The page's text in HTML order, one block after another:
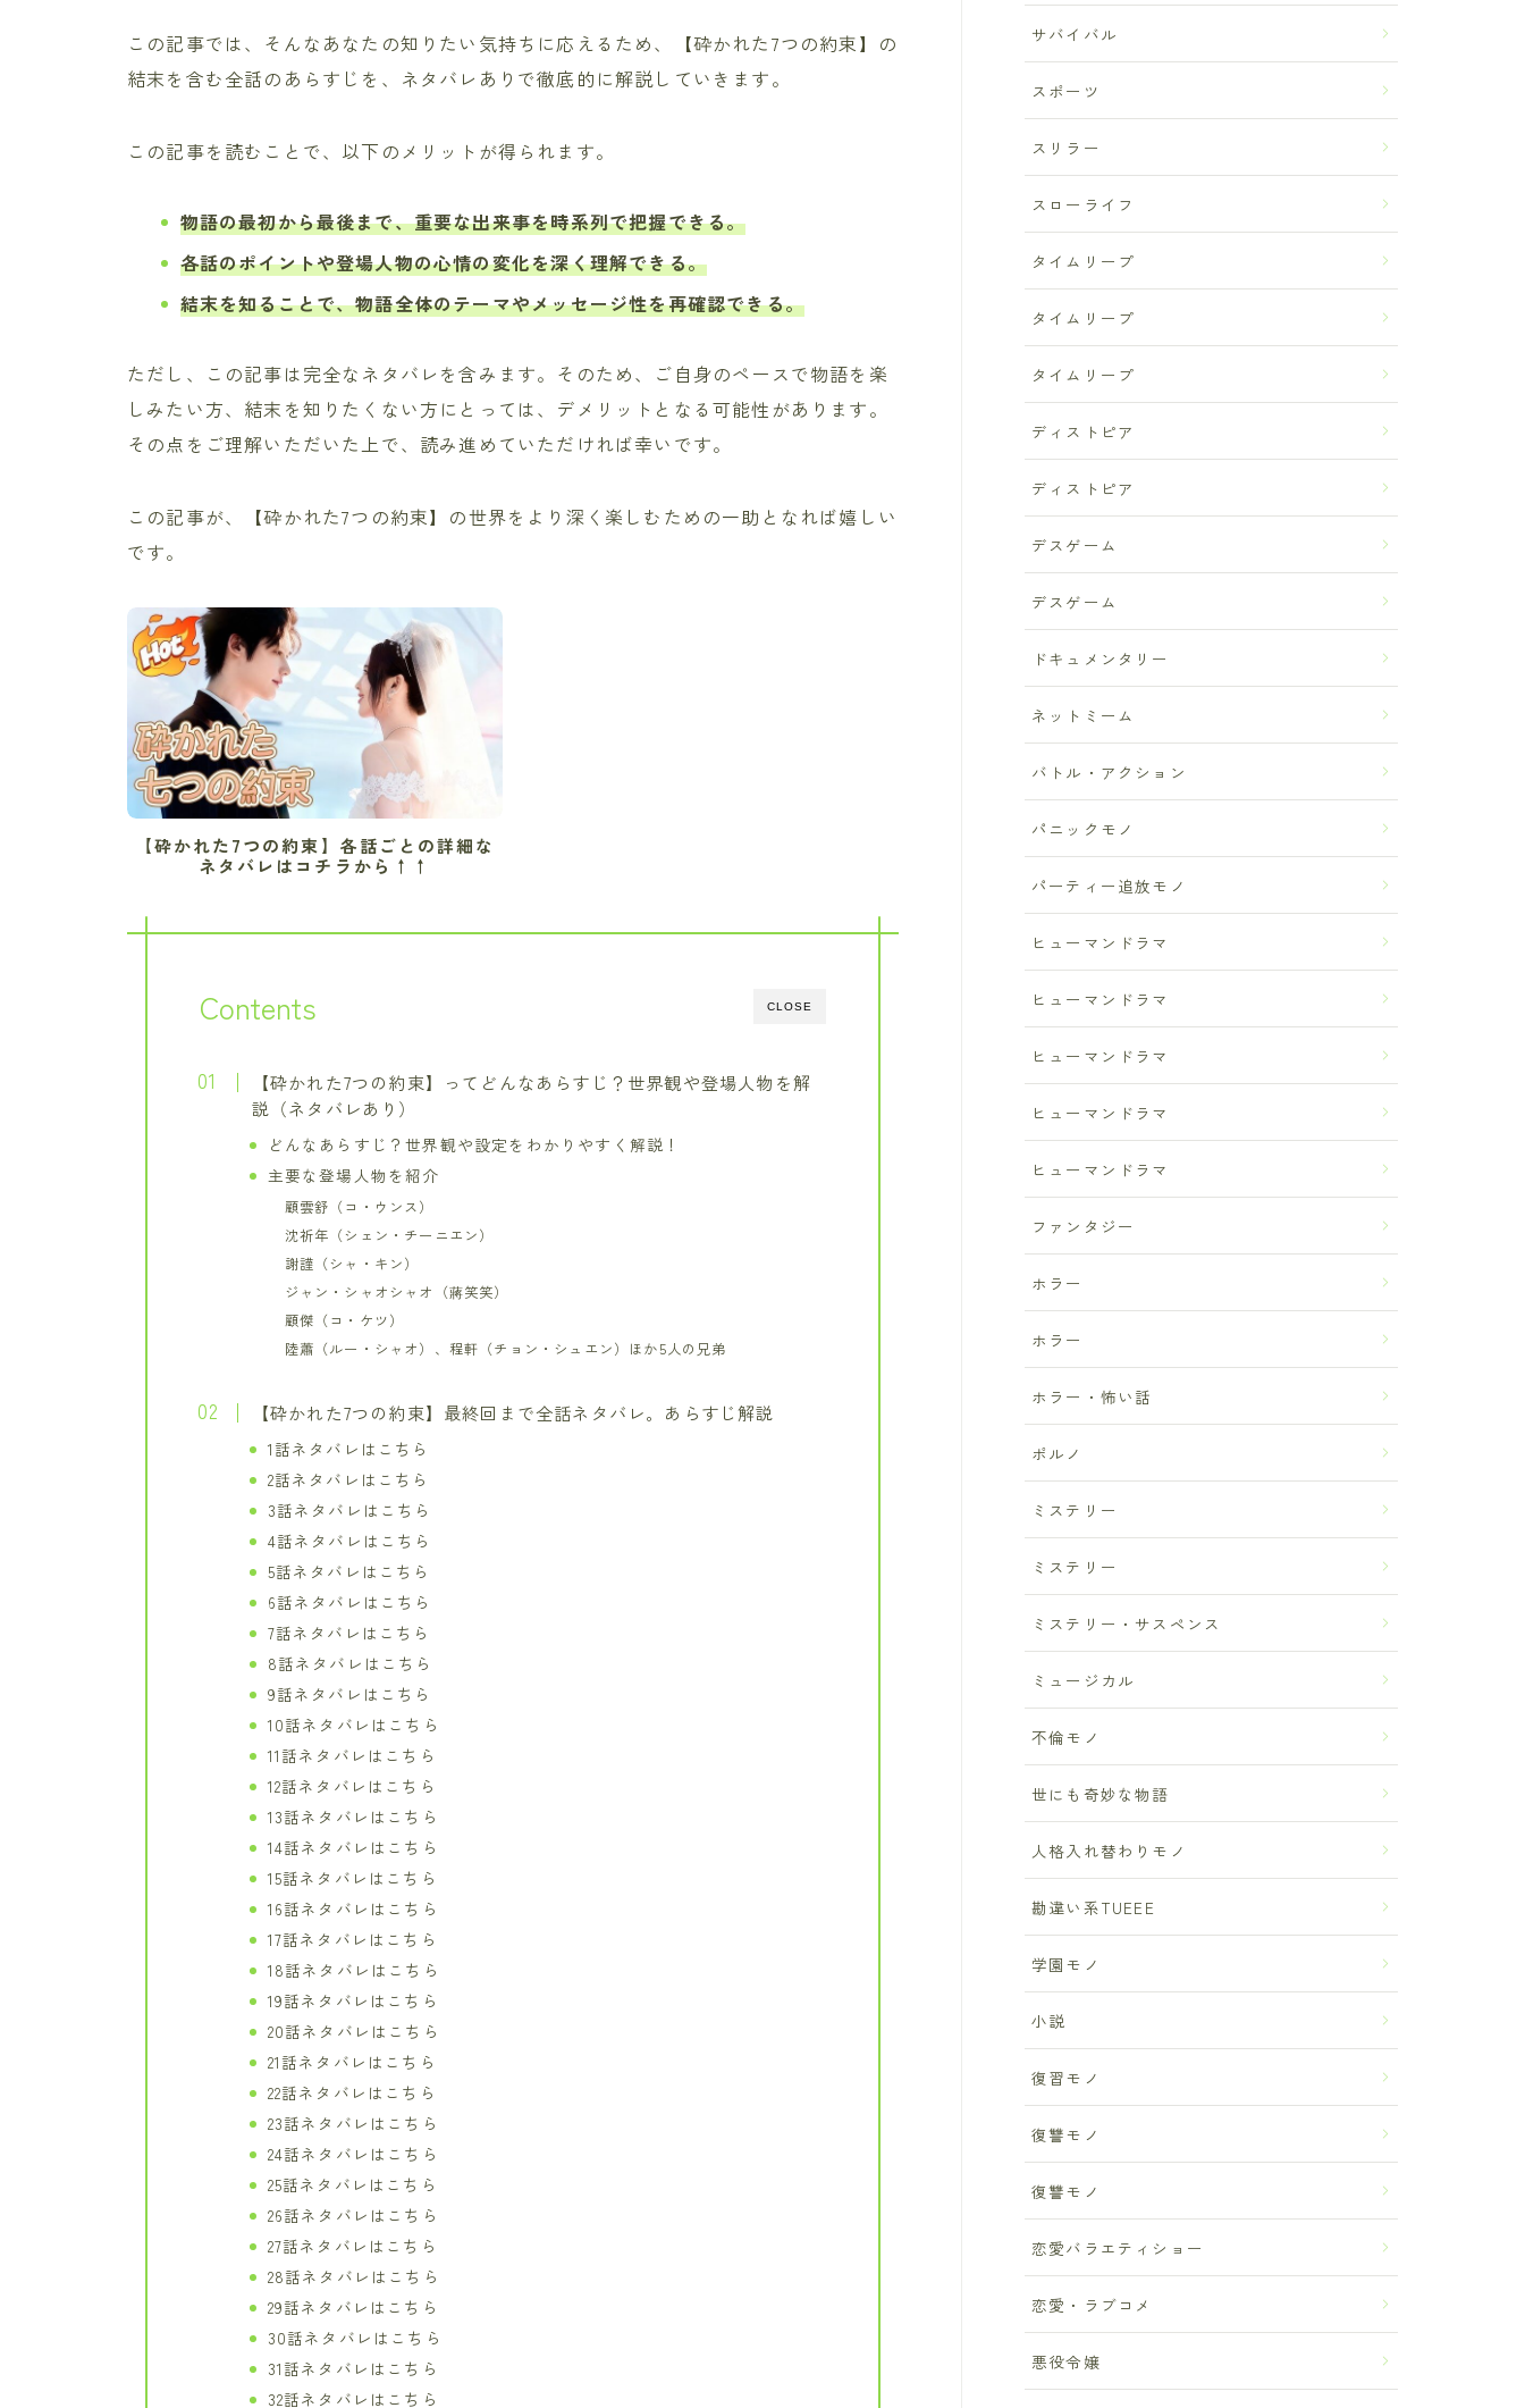
この記事では、そんなあなたの知りたい気持ちに応えるため、【砕かれた7つの約束】の
結末を含む全話のあらすじを、ネタバレありで徹底的に解説していきます。
この記事を読むことで、以下のメリットが得られます。
物語の最初から最後まで、重要な出来事を時系列で把握できる。
各話のポイントや登場人物の心情の変化を深く理解できる。
結末を知ることで、物語全体のテーマやメッセージ性を再確認できる。
ただし、この記事は完全なネタバレを含みます。そのため、ご自身のペースで物語を楽
しみたい方、結末を知りたくない方にとっては、デメリットとなる可能性があります。
その点をご理解いただいた上で、読み進めていただければ幸いです。
この記事が、【砕かれた7つの約束】の世界をより深く楽しむための一助となれば嬉しい
です。
【砕かれた7つの約束】各話ごとの詳細な
ネタバレはコチラから↑↑
CLOSE
Contents
【砕かれた7つの約束】ってどんなあらすじ？世界観や登場人物を解
説（ネタバレあり）
どんなあらすじ？世界観や設定をわかりやすく解説！
主要な登場人物を紹介
顧雲舒（コ・ウンス）
沈祈年（シェン・チーニエン）
謝謹（シャ・キン）
ジャン・シャオシャオ（蔣笑笑）
顧傑（コ・ケツ）
陸蕭（ルー・シャオ）、程軒（チョン・シュエン）ほか5人の兄弟
【砕かれた7つの約束】最終回まで全話ネタバレ。あらすじ解説
1話ネタバレはこちら
2話ネタバレはこちら
3話ネタバレはこちら
4話ネタバレはこちら
5話ネタバレはこちら
6話ネタバレはこちら
7話ネタバレはこちら
8話ネタバレはこちら
9話ネタバレはこちら
10話ネタバレはこちら
11話ネタバレはこちら
12話ネタバレはこちら
13話ネタバレはこちら
14話ネタバレはこちら
15話ネタバレはこちら
16話ネタバレはこちら
17話ネタバレはこちら
18話ネタバレはこちら
19話ネタバレはこちら
20話ネタバレはこちら
21話ネタバレはこちら
22話ネタバレはこちら
23話ネタバレはこちら
24話ネタバレはこちら
25話ネタバレはこちら
26話ネタバレはこちら
27話ネタバレはこちら
28話ネタバレはこちら
29話ネタバレはこちら
30話ネタバレはこちら
31話ネタバレはこちら
32話ネタバレはこちら
サバイバル
スポーツ
スリラー
スローライフ
タイムリープ
タイムリープ
タイムリープ
ディストピア
ディストピア
デスゲーム
デスゲーム
ドキュメンタリー
ネットミーム
バトル・アクション
パニックモノ
パーティー追放モノ
ヒューマンドラマ
ヒューマンドラマ
ヒューマンドラマ
ヒューマンドラマ
ヒューマンドラマ
ファンタジー
ホラー
ホラー
ホラー・怖い話
ポルノ
ミステリー
ミステリー
ミステリー・サスペンス
ミュージカル
不倫モノ
世にも奇妙な物語
人格入れ替わりモノ
勘違い系TUEEE
学園モノ
小説
復習モノ
復讐モノ
復讐モノ
恋愛バラエティショー
恋愛・ラブコメ
悪役令嬢